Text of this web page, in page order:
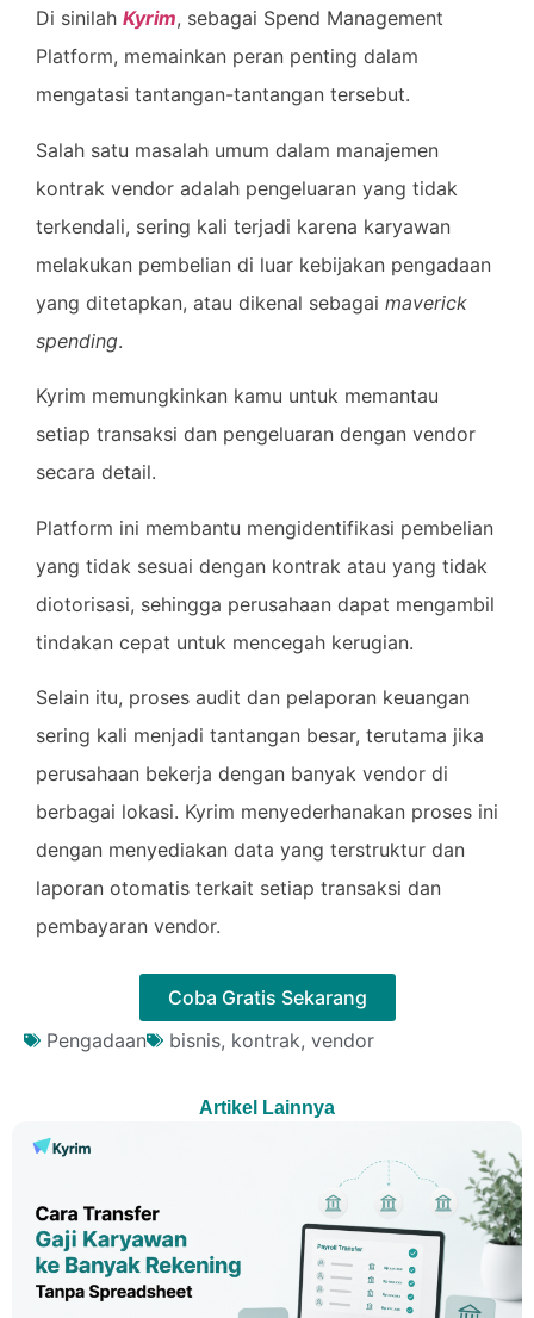
Di sinilah Kyrim, sebagai Spend Management
Platform, memainkan peran penting dalam
mengatasi tantangan-tantangan tersebut.
Salah satu masalah umum dalam manajemen
kontrak vendor adalah pengeluaran yang tidak
terkendali, sering kali terjadi karena karyawan
melakukan pembelian di luar kebijakan pengadaan
yang ditetapkan, atau dikenal sebagai maverick
spending.
Kyrim memungkinkan kamu untuk memantau
setiap transaksi dan pengeluaran dengan vendor
secara detail.
Platform ini membantu mengidentifikasi pembelian
yang tidak sesuai dengan kontrak atau yang tidak
diotorisasi, sehingga perusahaan dapat mengambil
tindakan cepat untuk mencegah kerugian.
Selain itu, proses audit dan pelaporan keuangan
sering kali menjadi tantangan besar, terutama jika
perusahaan bekerja dengan banyak vendor di
berbagai lokasi. Kyrim menyederhanakan proses ini
dengan menyediakan data yang terstruktur dan
laporan otomatis terkait setiap transaksi dan
pembayaran vendor.
Coba Gratis Sekarang
Pengadaan
bisnis, kontrak, vendor
Artikel Lainnya